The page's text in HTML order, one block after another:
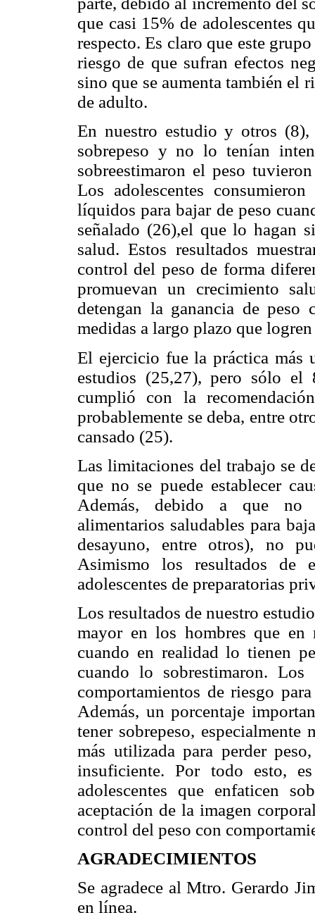
que casi 15% de adolescentes
respecto. Es claro que este
riesgo de que sufran efectos
sino que se aumenta también el
de adulto.
En nuestro estudio y otros (8),
sobrepeso y no lo tenían
sobreestimaron el peso
Los adolescentes
líquidos para bajar de peso
señalado (26),el que lo hagan
salud. Estos resultados
control del peso de forma
promuevan un crecimiento
detengan la ganancia de peso
medidas a largo plazo que
El ejercicio fue la práctica más
estudios (25,27), pero sólo el
cumplió con la
probablemente se deba, entre
cansado (25).
Las limitaciones del trabajo se
que no se puede establecer
Además, debido a que no
alimentarios saludables para
desayuno, entre otros), no
Asimismo los resultados de
adolescentes de preparatorias
Los resultados de nuestro
mayor en los hombres que en
cuando en realidad lo tienen
cuando lo sobrestimaron. Los
comportamientos de riesgo
Además, un porcentaje
tener sobrepeso,
más utilizada para perder
insuficiente. Por todo esto,
adolescentes que enfaticen
aceptación de la imagen
control del peso con
AGRADECIMIENTOS
Se agradece al Mtro. Gerardo
en línea.